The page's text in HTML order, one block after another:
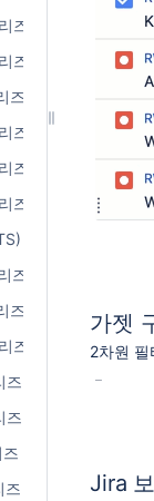
즈 노트
즈 노트
노트
즈 노트
즈 노트
즈 노트
릴리즈 노트
즈 노트
노트
즈 노트
노트
노트
노트
노트
가젯
2차원
Jira